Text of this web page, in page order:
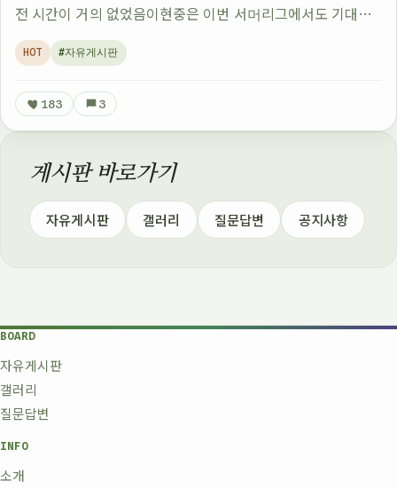
전 시간이 거의 없었음이현중은 이번 서머리그에서도 기대에
못 미치는 모습을 보였다고 함NBA 진출을 꿈꾸는 한국 선수들
중에서는 이현중이 가장 유명한데 그…
HOT #자유게시판
183 3
게시판 바로가기
자유게시판 갤러리 질문답변 공지사항
BOARD
자유게시판
갤러리
질문답변
INFO
소개